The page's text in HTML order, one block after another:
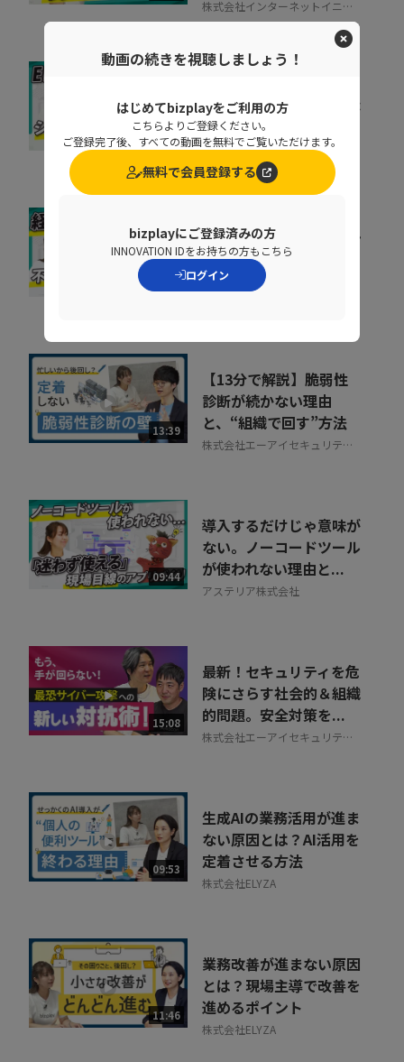
株式会社インターネットイニシ
アティブ
06:51
き「入口改善」。現場が
使わない原因と整え方
TISI株式会社
精算業務は人の目で守れ
ない 目視検印がガバナ
ンスリスクになる理由
13:39
【13分で解説】脆弱性
診断が続かない理由
と、“組織で回す”方法
株式会社エーアイセキュリティ
09:44
導入するだけじゃ意味が
ない。ノーコードツール
が使われない理由と...
アステリア株式会社
15:08
最新！セキュリティを危
険にさらす社会的＆組織
的問題。安全対策を...
株式会社エーアイセキュリティ
09:53
生成AIの業務活用が進ま
ない原因とは？AI活用を
定着させる方法
株式会社ELYZA
11:46
業務改善が進まない原因
とは？現場主導で改善を
進めるポイント
株式会社ELYZA
動画の続きを視聴しましょう！
はじめてbizplayをご利用の方
こちらよりご登録ください。
ご登録完了後、すべての動画を無料でご覧いただけます。
無料で会員登録する
bizplayにご登録済みの方
INNOVATION IDをお持ちの方もこちら
ログイン